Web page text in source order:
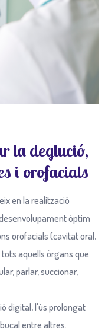
la deglució,
i orofacials
en la realització
òptim
orofacials (cavitat oral,
aquells òrgans que
parlar, succionar,
digital, l'ús prolongat
entre altres.